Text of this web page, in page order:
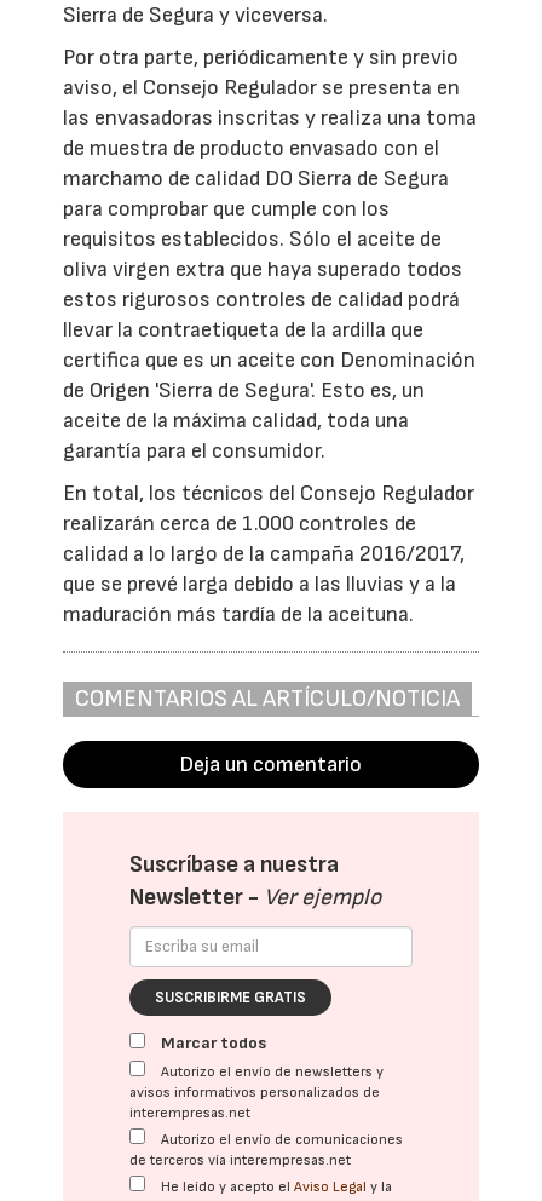
Sierra de Segura y viceversa.
Por otra parte, periódicamente y sin previo
aviso, el Consejo Regulador se presenta en
las envasadoras inscritas y realiza una toma
de muestra de producto envasado con el
marchamo de calidad DO Sierra de Segura
para comprobar que cumple con los
requisitos establecidos. Sólo el aceite de
oliva virgen extra que haya superado todos
estos rigurosos controles de calidad podrá
llevar la contraetiqueta de la ardilla que
certifica que es un aceite con Denominación
de Origen 'Sierra de Segura'. Esto es, un
aceite de la máxima calidad, toda una
garantía para el consumidor.
En total, los técnicos del Consejo Regulador
realizarán cerca de 1.000 controles de
calidad a lo largo de la campaña 2016/2017,
que se prevé larga debido a las lluvias y a la
maduración más tardía de la aceituna.
COMENTARIOS AL ARTÍCULO/NOTICIA
Deja un comentario
Suscríbase a nuestra
Newsletter - Ver ejemplo
SUSCRIBIRME GRATIS
Marcar todos
Autorizo el envío de newsletters y
avisos informativos personalizados de
interempresas.net
Autorizo el envío de comunicaciones
de terceros vía interempresas.net
He leído y acepto elAviso Legal y la